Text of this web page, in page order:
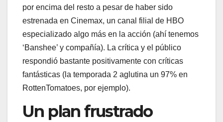
por encima del resto a pesar de haber sido
estrenada en Cinemax, un canal filial de HBO
especializado algo más en la acción (ahí tenemos
‘Banshee’ y compañía). La crítica y el público
respondió bastante positivamente con críticas
fantásticas (la temporada 2 aglutina un 97% en
RottenTomatoes, por ejemplo).
Un plan frustrado